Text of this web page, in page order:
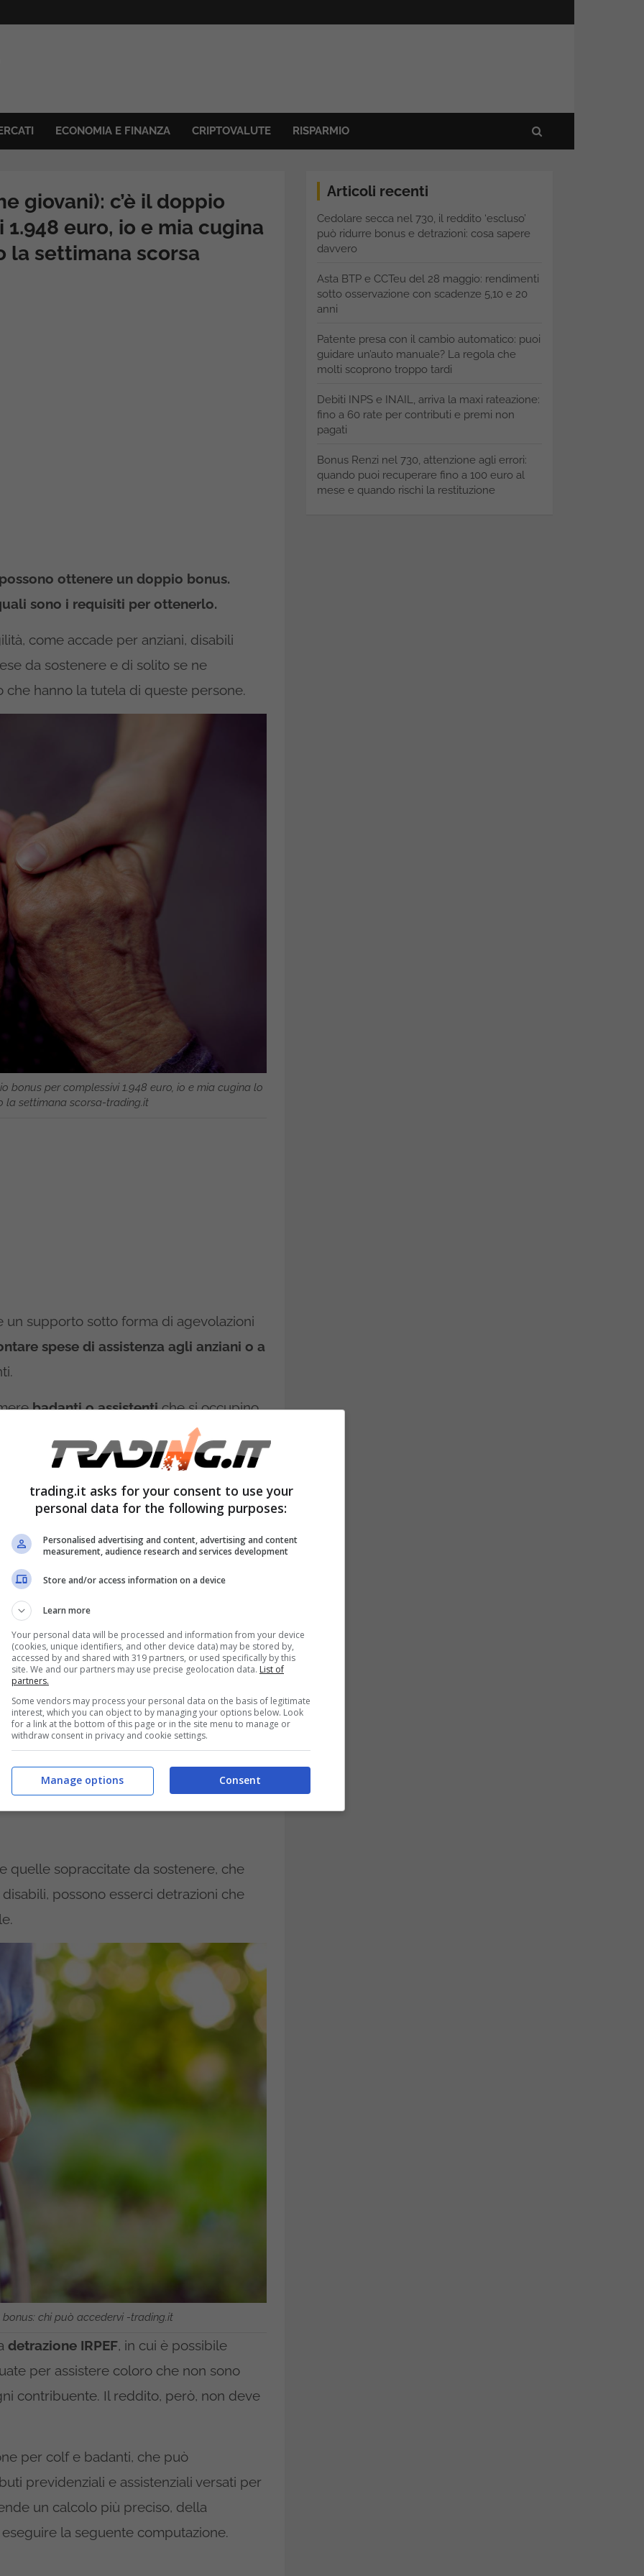
ECONOMIA E FINANZA CRIPTOVALUTE RISPARMIO
giovani): c’è il doppio
euro, io e mia cugina
la settimana scorsa
ottenere un doppio bonus.
sono i requisiti per ottenerlo.
come accade per anziani, disabili
da sostenere e di solito se ne
hanno la tutela di queste persone.
bonus per complessivi 1.948 euro, io e mia cugina lo
la settimana scorsa-trading.it
un supporto sotto forma di agevolazioni
spese di assistenza agli anziani o a
badanti o assistentiche si occupino
come
re, aiutare la persona a
ci sono spese per tenere i propri
costi per visite mediche, fisioterapia,
fiscali per alleviare questi costi,
consistono.
bonus: chi può
quelle sopraccitate da sostenere, che
possono esserci detrazioni che
chi può accedervi -trading.it
detrazione IRPEF, in cui è possibile
per assistere coloro che non sono
contribuente. Il reddito, però, non deve
per colf e badanti, che può
previdenziali e assistenziali versati per
un calcolo più preciso, della
la seguente computazione.
Articoli recenti
Cedolare secca nel 730, il reddito ‘escluso’
può ridurre bonus e detrazioni: cosa sapere
davvero
Asta BTP e CCTeu del 28 maggio: rendimenti
sotto osservazione con scadenze 5,10 e 20
anni
Patente presa con il cambio automatico: puoi
guidare un’auto manuale? La regola che
molti scoprono troppo tardi
Debiti INPS e INAIL, arriva la maxi rateazione:
fino a 60 rate per contributi e premi non
pagati
Bonus Renzi nel 730, attenzione agli errori:
quando puoi recuperare fino a 100 euro al
mese e quando rischi la restituzione
trading.it asks for your consent to use your
personal data for the following purposes:
Personalised advertising and content, advertising and content
measurement, audience research and services development
Store and/or access information on a device
Learn more
Your personal data will be processed and information from your device
(cookies, unique identifiers, and other device data) may be stored by,
accessed by and shared with 319 partners, or used specifically by this
site. We and our partners may use precise geolocation data. List of
partners.
Some vendors may process your personal data on the basis of legitimate
interest, which you can object to by managing your options below. Look
for a link at the bottom of this page or in the site menu to manage or
withdraw consent in privacy and cookie settings.
Consent
Manage options